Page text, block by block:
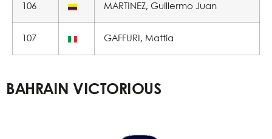
106 MARTINEZ, Guillermo Juan
107 GAFFURI, Mattia
BAHRAIN VICTORIOUS